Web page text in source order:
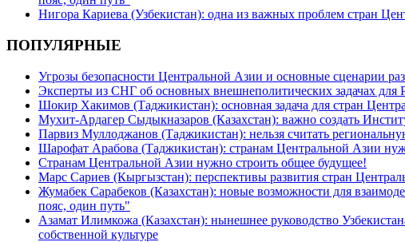
Нигора Кариева (Узбекистан): одна из важных проблем стран
ПОПУЛЯРНЫЕ
Угрозы безопасности Центральной Азии и основные сценарии
Эксперты из СНГ об основных внешнеполитических задачах
Шокир Хакимов (Таджикистан): основная задача для стран
Мухит-Ардагер Сыдыкназаров (Казахстан): важно создать
Парвиз Муллоджанов (Таджикистан): нельзя считать
Шарофат Арабова (Таджикистан): странам Центральной Азии
Странам Центральной Азии нужно строить общее будущее!
Марс Сариев (Кыргызстан): перспективы развития стран
Жумабек Сарабеков (Казахстан): новые возможности для
пояс, один путь"
Азамат Илимкожа (Казахстан): нынешнее руководство
собственной культуре